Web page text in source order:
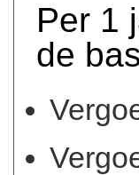
Per 1
de